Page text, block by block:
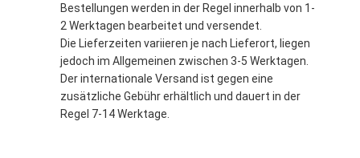
Bestellungen werden in der Regel innerhalb von 1-
2 Werktagen bearbeitet und versendet.
Die Lieferzeiten variieren je nach Lieferort, liegen
jedoch im Allgemeinen zwischen 3-5 Werktagen.
Der internationale Versand ist gegen eine
zusätzliche Gebühr erhältlich und dauert in der
Regel 7-14 Werktage.